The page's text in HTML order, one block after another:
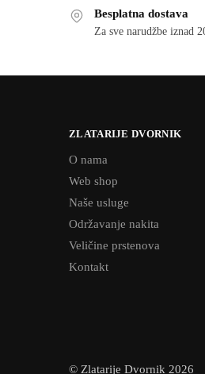
Besplatna dostava
Za sve narudžbe iznad
ZLATARIJE DVORNIK
O nama
Web shop
Naše usluge
Održavanje nakita
Veličine prstenova
Kontakt
© Zlatarije Dvornik 2026